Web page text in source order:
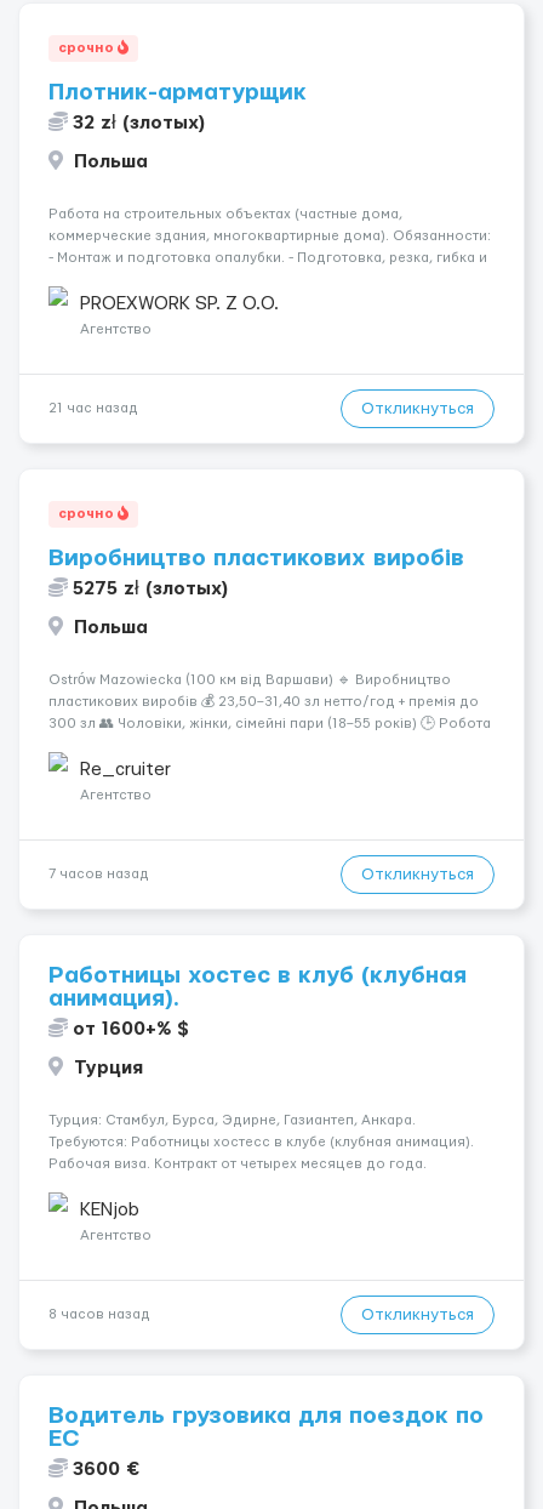
срочно
Плотник-арматурщик
32 zł (злотых)
Польша
Работа на строительных объектах (частные дома,
коммерческие здания, многоквартирные дома). Обязанности:
- Монтаж и подготовка опалубки. - Подготовка, резка, гибка и
Связка арматурных стержней. - Заливка бетона. - Демонтаж
опалубки после за...
PROEXWORK SP. Z O.O.
Агентство
21 час назад Откликнуться
срочно
Виробництво пластикових виробів
5275 zł (злотых)
Польша
Ostrów Mazowiecka (100 км від Варшави) 🔹 Виробництво
пластикових виробів 💰 23,50–31,40 зл нетто/год + премія до
300 зл 👥 Чоловіки, жінки, сімейні пари (18–55 років) 🕒 Робота
житло — 400 зл. 📦 Обов...
Re_cruiter
Агентство
7 часов назад Откликнуться
Работницы хостес в клуб (клубная
анимация).
от 1600+% $
Турция
Турция: Стамбул, Бурса, Эдирне, Газиантеп, Анкара.
Требуются: Работницы хостесc в клубе (клубная анимация).
Рабочая виза. Контракт от четырех месяцев до года.
страховка. Высокая зарплата + %. Легально. Безопасно.
*Коммуникабел...
KENjob
Агентство
8 часов назад Откликнуться
Водитель грузовика для поездок по
ЕС
3600 €